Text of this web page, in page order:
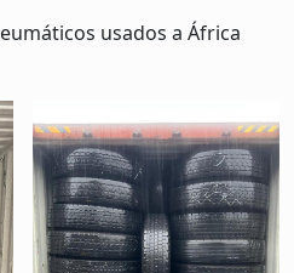
usados a África